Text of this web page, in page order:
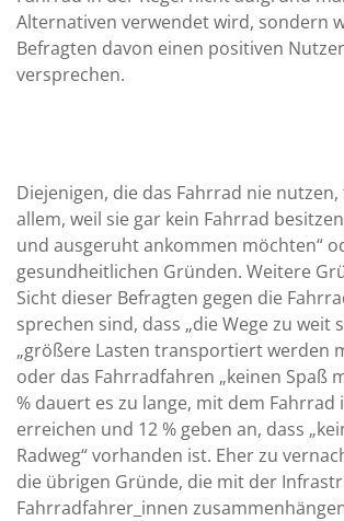
Alternativen verwendet wird, sondern
Befragten davon einen positiven
versprechen.
Diejenigen, die das Fahrrad nie
allem, weil sie gar kein Fahrrad
und ausgeruht ankommen möchten“
gesundheitlichen Gründen. Weitere
Sicht dieser Befragten gegen die
sprechen sind, dass „die Wege zu weit
„größere Lasten transportiert werden
oder das Fahrradfahren „keinen Spaß
% dauert es zu lange, mit dem Fahrrad
erreichen und 12 % geben an, dass
Radweg“ vorhanden ist. Eher zu
die übrigen Gründe, die mit der
Fahrradfahrer_innen